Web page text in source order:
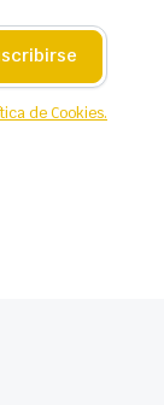
de Cookies.